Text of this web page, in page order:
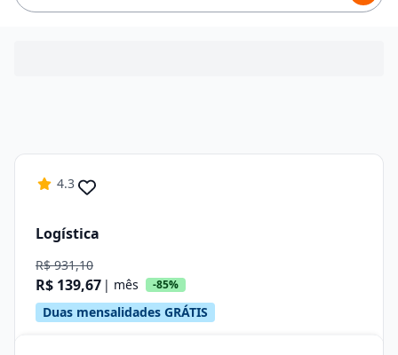
4.3
Logística
R$ 931,10
R$ 139,67 | mês -85%
Duas mensalidades GRÁTIS